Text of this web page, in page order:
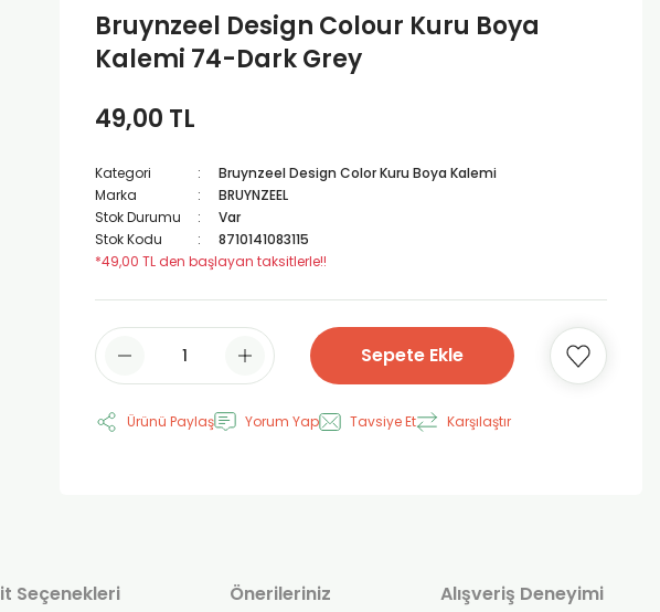
Bruynzeel Design Colour Kuru Boya
Kalemi 74-Dark Grey
49,00 TL
Kategori
Bruynzeel Design Color Kuru Boya Kalemi
Marka
BRUYNZEEL
Stok Durumu
Var
Stok Kodu
8710141083115
*49,00 TL den başlayan taksitlerle!!
Sepete Ekle
Ürünü Paylaş Yorum Yap Tavsiye Et Karşılaştır
Seçenekleri Önerileriniz Alışveriş Deneyimi